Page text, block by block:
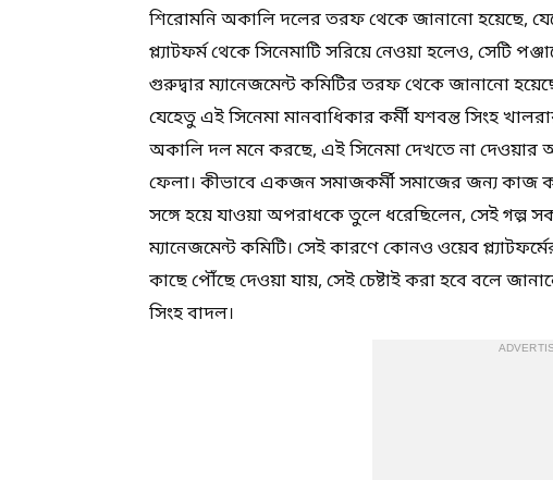
শিরোমনি অকালি দলের তরফ থেকে জানানো হয়েছে,
প্ল্যাটফর্ম থেকে সিনেমাটি সরিয়ে নেওয়া হলেও, সেটি
গুরুদ্বার ম্যানেজমেন্ট কমিটির তরফ থেকে জানানো
যেহেতু এই সিনেমা মানবাধিকার কর্মী যশবন্ত সিংহ
অকালি দল মনে করছে, এই সিনেমা দেখতে না দেওয়ার
ফেলা। কীভাবে একজন সমাজকর্মী সমাজের জন্য কাজ
সঙ্গে হয়ে যাওয়া অপরাধকে তুলে ধরেছিলেন, সেই গল্প
ম্যানেজমেন্ট কমিটি। সেই কারণে কোনও ওয়েব
কাছে পৌঁছে দেওয়া যায়, সেই চেষ্টাই করা হবে বলে
সিংহ বাদল।